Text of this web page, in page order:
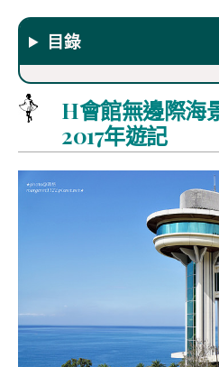
目錄
H會館無邊際海
2017年遊記